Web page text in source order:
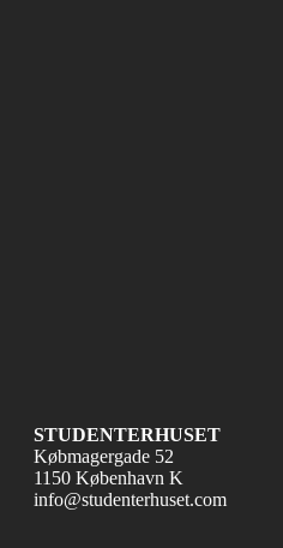
STUDENTERHUSET
Købmagergade 52
1150 København K
info@studenterhuset.com